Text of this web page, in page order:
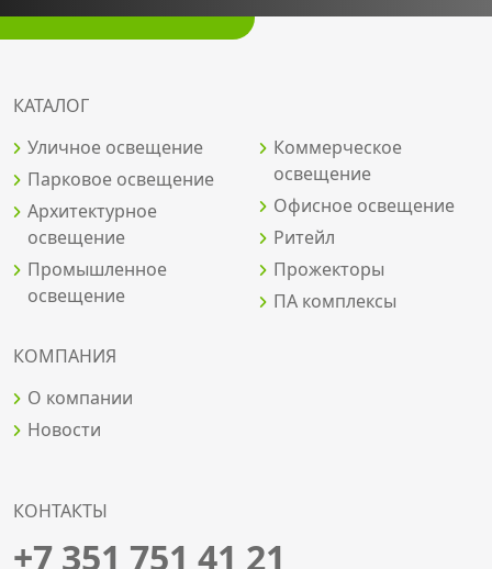
КАТАЛОГ
Уличное освещение
Парковое освещение
Архитектурное
освещение
Промышленное
освещение
Коммерческое
освещение
Офисное освещение
Ритейл
Прожекторы
ПА комплексы
КОМПАНИЯ
О компании
Новости
КОНТАКТЫ
+7 351 751 41 21